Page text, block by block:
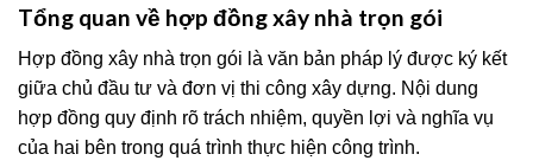
Tổng quan về hợp đồng xây nhà trọn gói
Hợp đồng xây nhà trọn gói là văn bản pháp lý được ký kết
giữa chủ đầu tư và đơn vị thi công xây dựng. Nội dung
hợp đồng quy định rõ trách nhiệm, quyền lợi và nghĩa vụ
của hai bên trong quá trình thực hiện công trình.